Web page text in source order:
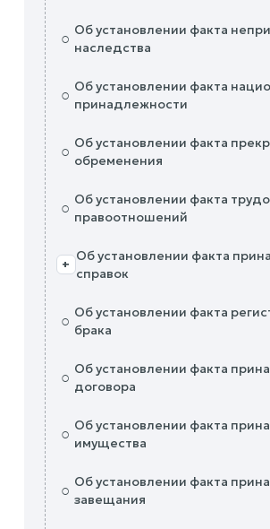
○ Об установлении факта
наследства
○ Об установлении факта
принадлежности
○ Об установлении факта
обременения
○ Об установлении факта
правоотношений
+
Об установлении факта
справок
○ Об установлении факта
брака
○ Об установлении факта
договора
○ Об установлении факта
имущества
○ Об установлении факта
завещания